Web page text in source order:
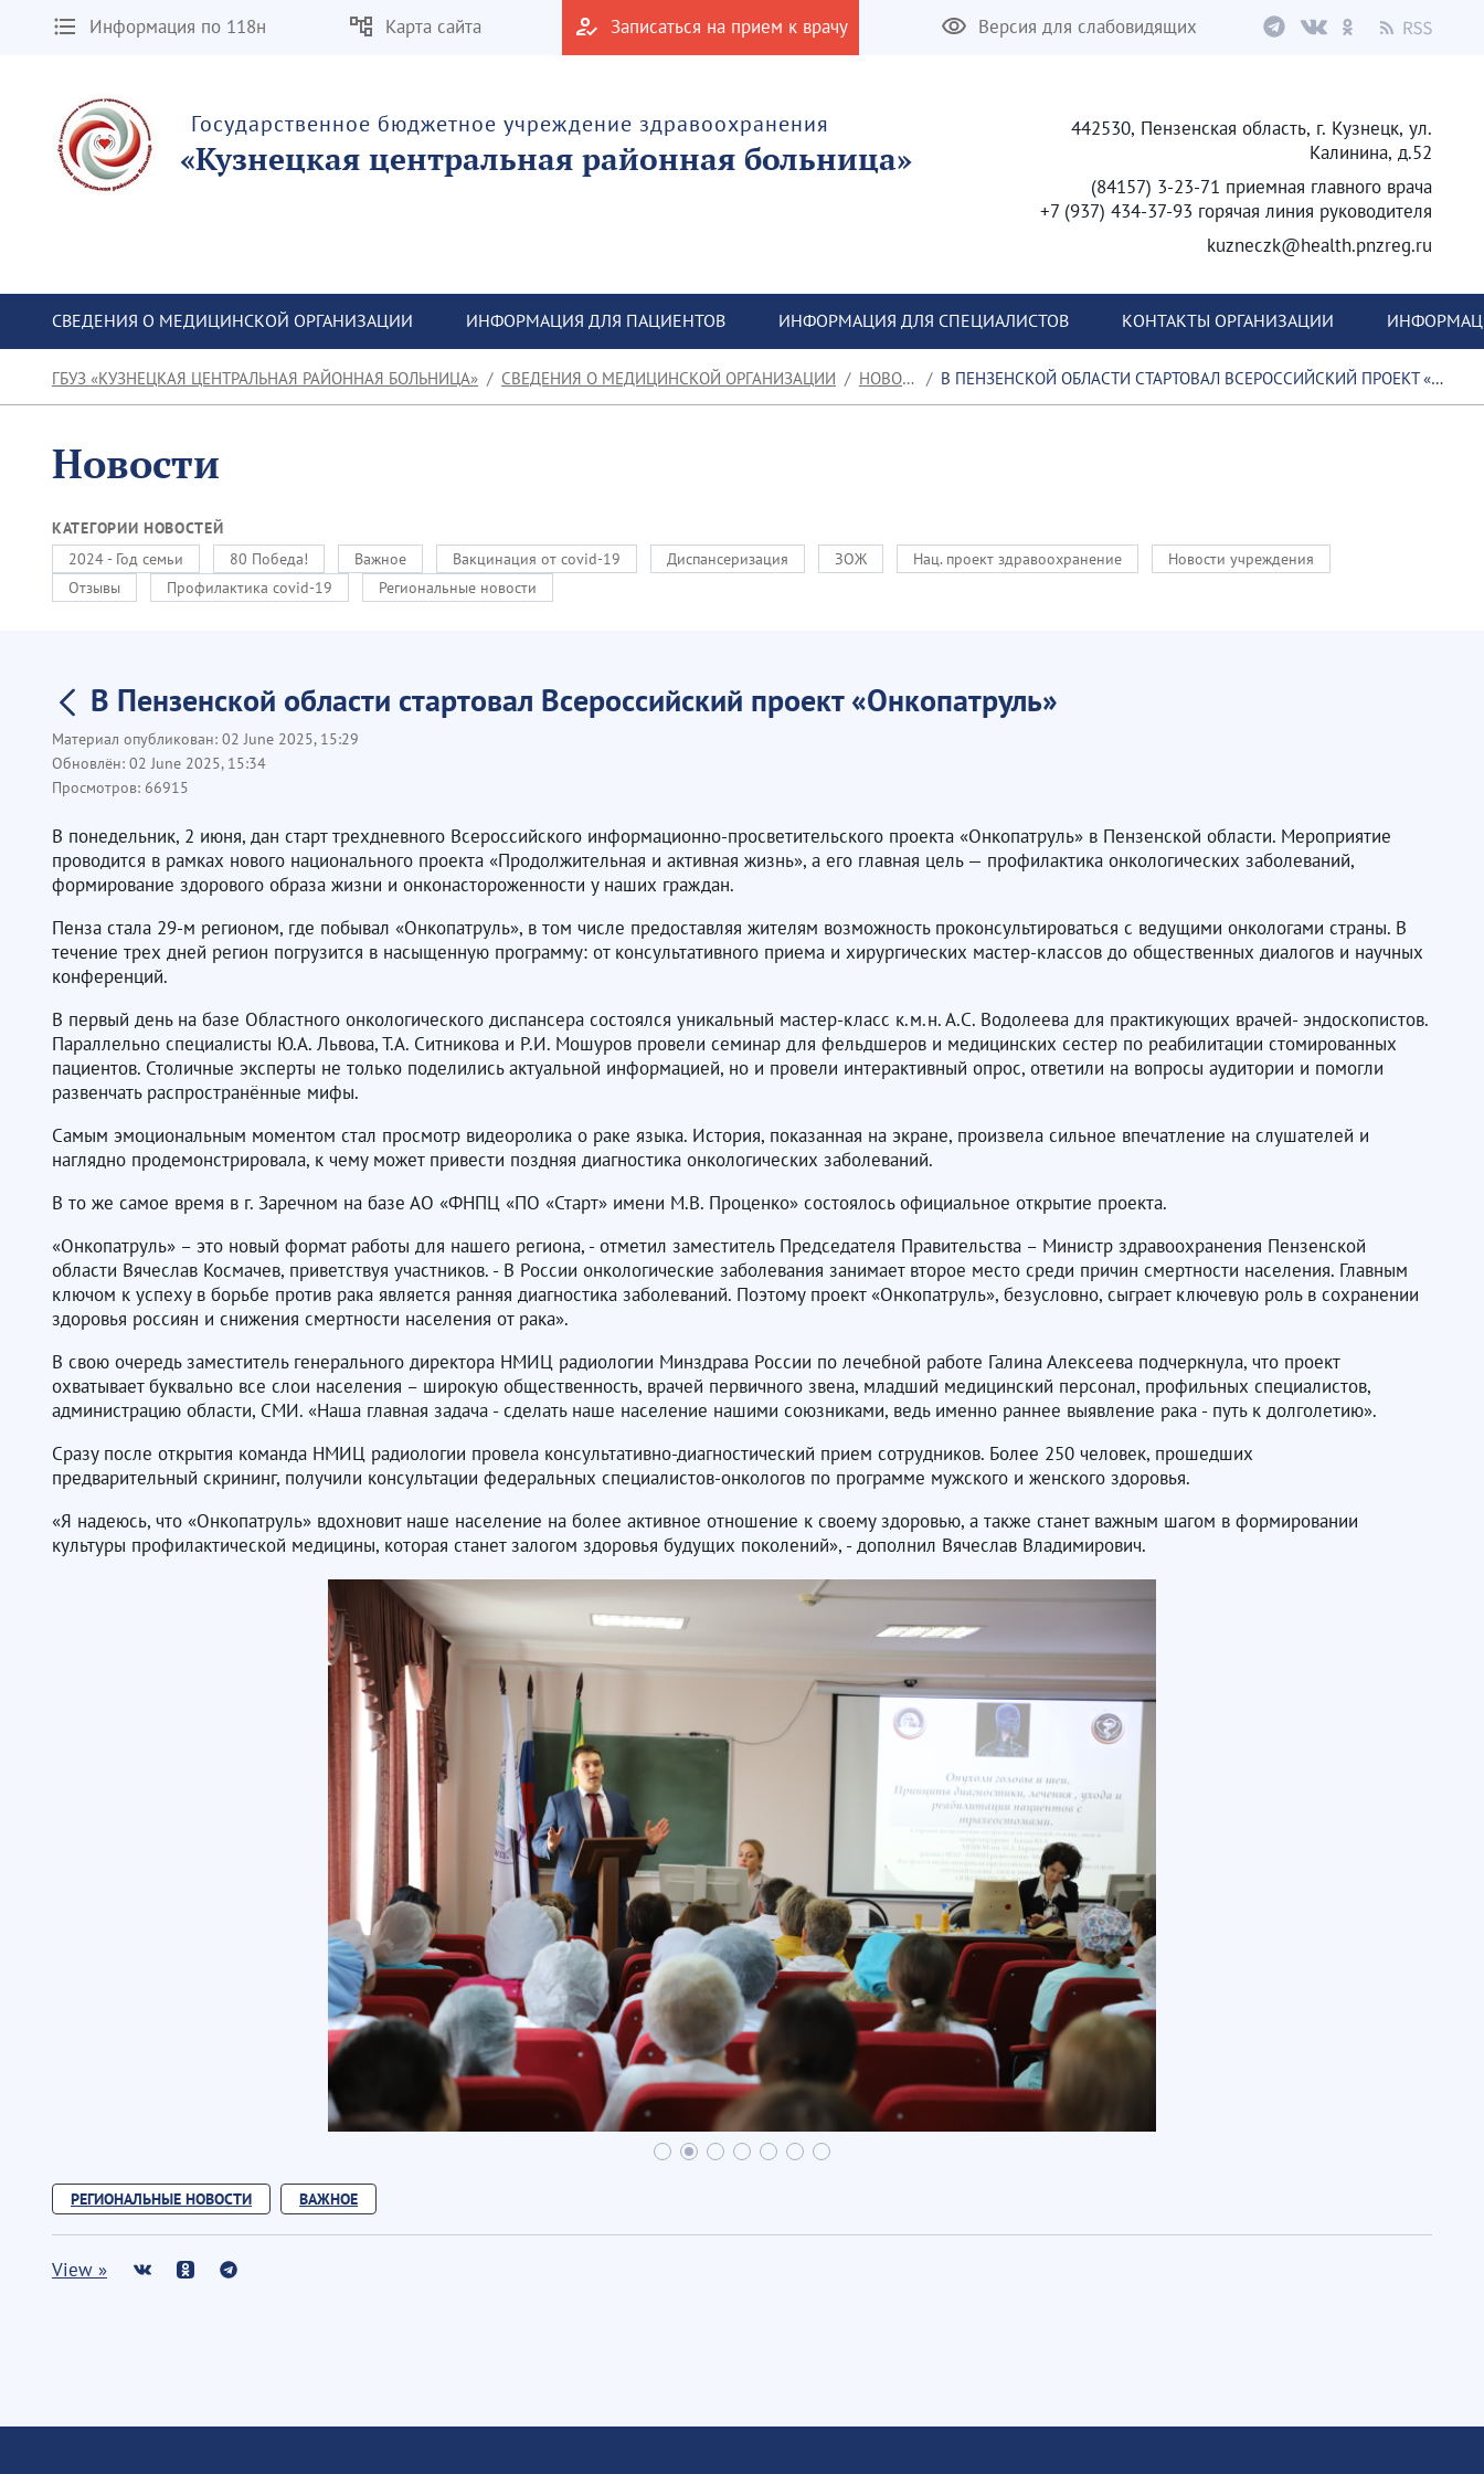
Информация по 118н Карта сайта Записаться на прием к врачу Версия для слабовидящих
Государственное бюджетное учреждение здравоохранения
«Кузнецкая центральная районная больница»
442530, Пензенская область, г. Кузнецк, ул.
Калинина, д.52
(84157) 3-23-71 приемная главного врача
+7 (937) 434-37-93 горячая линия руководителя
kuzneczk@health.pnzreg.ru
СВЕДЕНИЯ О МЕДИЦИНСКОЙ ОРГАНИЗАЦИИ ИНФОРМАЦИЯ ДЛЯ ПАЦИЕНТОВ ИНФОРМАЦИЯ ДЛЯ СПЕЦИАЛИСТОВ КОНТАКТЫ ОРГАНИЗАЦИИ
ГБУЗ «КУЗНЕЦКАЯ ЦЕНТРАЛЬНАЯ РАЙОННАЯ БОЛЬНИЦА» СВЕДЕНИЯ О МЕДИЦИНСКОЙ ОРГАНИЗАЦИИ НОВОСТИ В ПЕНЗЕНСКОЙ ОБЛАСТИ СТАРТОВАЛ ВСЕРОССИЙСКИЙ ПРОЕКТ «ОНКОПАТРУЛЬ»
Новости
КАТЕГОРИИ НОВОСТЕЙ
2024 - Год семьи
80 Победа! Важное Вакцинация от covid-19 Диспансеризация ЗОЖ Нац. проект здравоохранение
Новости учреждения
Отзывы
Профилактика covid-19 Региональные новости
В Пензенской области стартовал Всероссийский проект «Онкопатруль»
Материал опубликован: 02 June 2025, 15:29
Обновлён: 02 June 2025, 15:34
Просмотров: 66915
В понедельник, 2 июня, дан старт трехдневного Всероссийского информационно-просветительского проекта «Онкопатруль» в Пензенской области. Мероприятие
проводится в рамках нового национального проекта «Продолжительная и активная жизнь», а его главная цель — профилактика онкологических заболеваний,
формирование здорового образа жизни и онконастороженности у наших граждан.
Пенза стала 29-м регионом, где побывал «Онкопатруль», в том числе предоставляя жителям возможность проконсультироваться с ведущими онкологами страны. В
течение трех дней регион погрузится в насыщенную программу: от консультативного приема и хирургических мастер-классов до общественных диалогов и научных
конференций.
В первый день на базе Областного онкологического диспансера состоялся уникальный мастер-класс к.м.н. А.С. Водолеева для практикующих врачей- эндоскопистов.
Параллельно специалисты Ю.А. Львова, Т.А. Ситникова и Р.И. Мошуров провели семинар для фельдшеров и медицинских сестер по реабилитации стомированных
пациентов. Столичные эксперты не только поделились актуальной информацией, но и провели интерактивный опрос, ответили на вопросы аудитории и помогли
развенчать распространённые мифы.
Самым эмоциональным моментом стал просмотр видеоролика о раке языка. История, показанная на экране, произвела сильное впечатление на слушателей и
наглядно продемонстрировала, к чему может привести поздняя диагностика онкологических заболеваний.
В то же самое время в г. Заречном на базе АО «ФНПЦ «ПО «Старт» имени М.В. Проценко» состоялось официальное открытие проекта.
«Онкопатруль» – это новый формат работы для нашего региона, - отметил заместитель Председателя Правительства – Министр здравоохранения Пензенской
области Вячеслав Космачев, приветствуя участников. - В России онкологические заболевания занимает второе место среди причин смертности населения. Главным
ключом к успеху в борьбе против рака является ранняя диагностика заболеваний. Поэтому проект «Онкопатруль», безусловно, сыграет ключевую роль в сохранении
здоровья россиян и снижения смертности населения от рака».
В свою очередь заместитель генерального директора НМИЦ радиологии Минздрава России по лечебной работе Галина Алексеева подчеркнула, что проект
охватывает буквально все слои населения – широкую общественность, врачей первичного звена, младший медицинский персонал, профильных специалистов,
администрацию области, СМИ. «Наша главная задача - сделать наше население нашими союзниками, ведь именно раннее выявление рака - путь к долголетию».
Сразу после открытия команда НМИЦ радиологии провела консультативно-диагностический прием сотрудников. Более 250 человек, прошедших
предварительный скрининг, получили консультации федеральных специалистов-онкологов по программе мужского и женского здоровья.
«Я надеюсь, что «Онкопатруль» вдохновит наше население на более активное отношение к своему здоровью, а также станет важным шагом в формировании
культуры профилактической медицины, которая станет залогом здоровья будущих поколений», - дополнил Вячеслав Владимирович.
РЕГИОНАЛЬНЫЕ НОВОСТИ ВАЖНОЕ
View »